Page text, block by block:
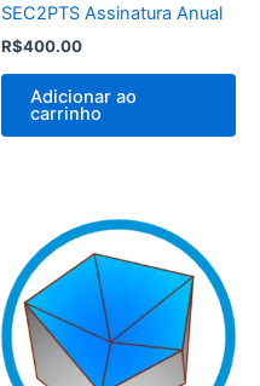
SEC2PTS Assinatura Anual
R$400.00
Adicionar ao
carrinho